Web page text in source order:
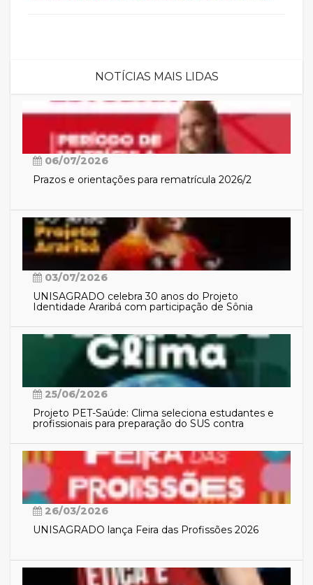
NOTÍCIAS MAIS LIDAS
06/07/2026
Prazos e orientações para rematrícula 2026/2
03/07/2026
UNISAGRADO celebra 30 anos do Projeto
Identidade Araribá com participação de Sônia
25/06/2026
Projeto PET-Saúde: Clima seleciona estudantes e
profissionais para preparação do SUS contra
26/03/2026
UNISAGRADO lança Feira das Profissões 2026